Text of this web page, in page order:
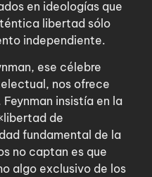
en ideologías que
libertad sólo
independiente.
ese célebre
nos ofrece
insistía en la
de
fundamental de la
no captan es que
algo exclusivo de los